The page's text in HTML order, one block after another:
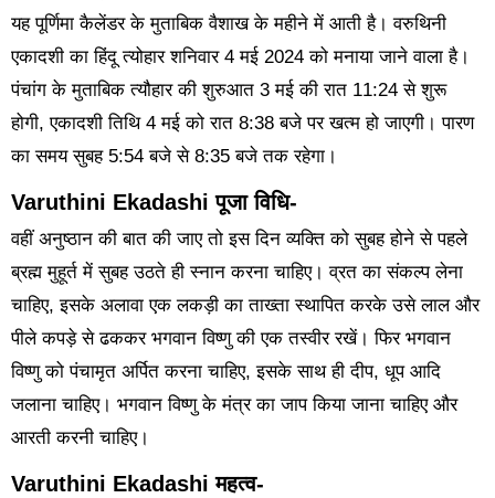
यह पूर्णिमा कैलेंडर के मुताबिक वैशाख के महीने में आती है। वरुथिनी
एकादशी का हिंदू त्योहार शनिवार 4 मई 2024 को मनाया जाने वाला है।
पंचांग के मुताबिक त्यौहार की शुरुआत 3 मई की रात 11:24 से शुरू
होगी, एकादशी तिथि 4 मई को रात 8:38 बजे पर खत्म हो जाएगी। पारण
का समय सुबह 5:54 बजे से 8:35 बजे तक रहेगा।
Varuthini Ekadashi पूजा विधि-
वहीं अनुष्ठान की बात की जाए तो इस दिन व्यक्ति को सुबह होने से पहले
ब्रह्म मुहूर्त में सुबह उठते ही स्नान करना चाहिए। व्रत का संकल्प लेना
चाहिए, इसके अलावा एक लकड़ी का ताख्ता स्थापित करके उसे लाल और
पीले कपड़े से ढककर भगवान विष्णु की एक तस्वीर रखें। फिर भगवान
विष्णु को पंचामृत अर्पित करना चाहिए, इसके साथ ही दीप, धूप आदि
जलाना चाहिए। भगवान विष्णु के मंत्र का जाप किया जाना चाहिए और
आरती करनी चाहिए।
Varuthini Ekadashi महत्व-